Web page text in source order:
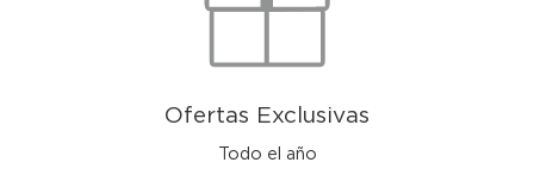
Ofertas Exclusivas
Todo el año